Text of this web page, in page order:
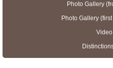
Photo Gallery
Photo Gallery